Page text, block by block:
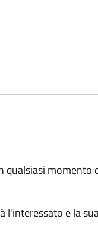
qualsiasi momento
l'interessato e la